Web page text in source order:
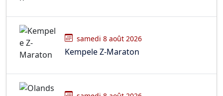
samedi 8 août 2026
Kempele Z-Maraton